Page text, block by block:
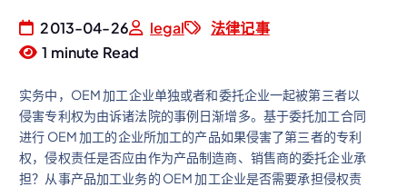
2013-04-26 legal
法律记事
1 minute Read
实务中，OEM 加工企业单独或者和委托企业一起被第三者以
侵害专利权为由诉诸法院的事例日渐增多。基于委托加工合同
进行 OEM 加工的企业所加工的产品如果侵害了第三者的专利
权，侵权责任是否应由作为产品制造商、销售商的委托企业承
担？从事产品加工业务的 OEM 加工企业是否需要承担侵权责